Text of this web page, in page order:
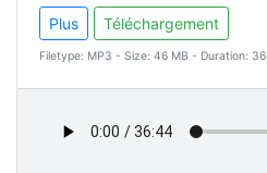
Plus Téléchargement
Filetype: MP3 - Size: 46 MB - Duration: